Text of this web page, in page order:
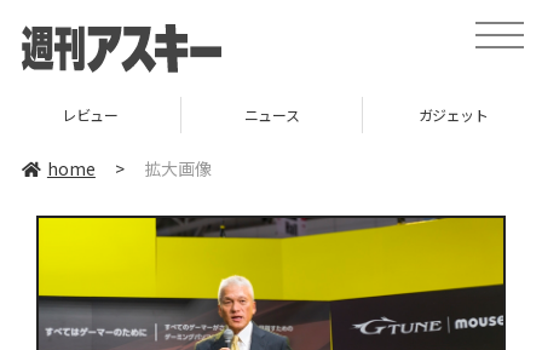
toggle
レビュー ニュース ガジェット
home > 拡大画像